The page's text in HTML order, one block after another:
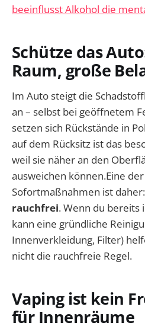
beeinflusst Alkohol die
Schütze das
Raum, große
Im Auto steigt die
an – selbst bei geöffnetem
setzen sich Rückstände in
auf dem Rücksitz ist das
weil sie näher an den
ausweichen können.Eine
Sofortmaßnahmen ist daher:
rauchfrei. Wenn du bereits
kann eine gründliche
Innenverkleidung, Filter)
nicht die rauchfreie Regel.
Vaping ist kein
für Innenräume